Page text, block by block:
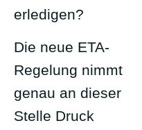
erledigen?
Die neue ETA-
Regelung nimmt
genau an dieser
Stelle Druck